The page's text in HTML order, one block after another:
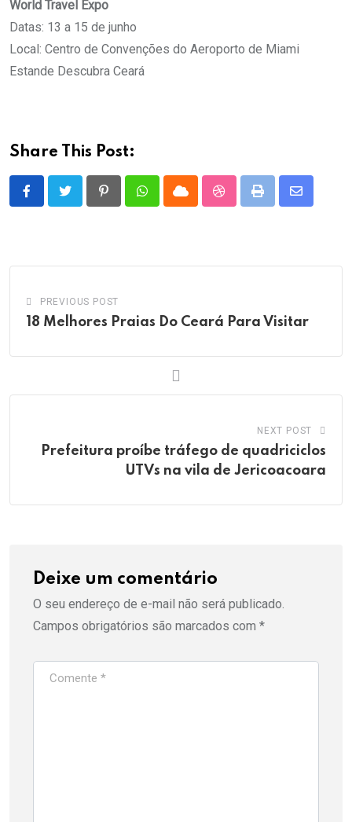
World Travel Expo
Datas: 13 a 15 de junho
Local: Centro de Convenções do Aeroporto de Miami
Estande Descubra Ceará
Share This Post:
PinterestWhatsappCloud StumbleUpon
Print
Share
PREVIOUS POST
18 Melhores Praias Do Ceará Para Visitar
NEXT POST
Prefeitura proíbe tráfego de quadriciclos
UTVs na vila de Jericoacoara
Deixe um comentário
O seu endereço de e-mail não será publicado.
Campos obrigatórios são marcados com *